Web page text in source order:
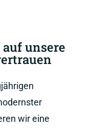
unsere
wir eine